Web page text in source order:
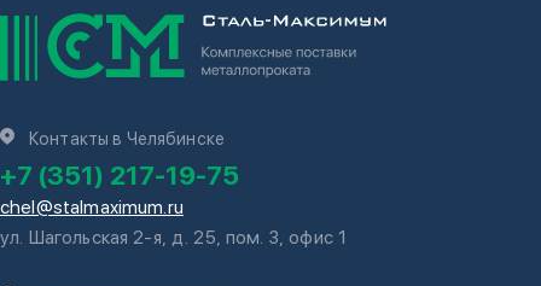
Контакты в Челябинске
+7 (351) 217-19-75
chel@stalmaximum.ru
ул. Шагольская 2-я, д. 25, пом. 3, офис 1